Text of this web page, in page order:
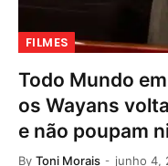
FILMES
Todo Mundo
os Wayans
e não poupam
By Toni Morais junho 4,